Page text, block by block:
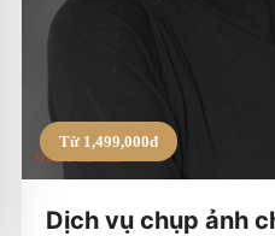
Từ 1,499,000đ
Dịch vụ chụp ảnh